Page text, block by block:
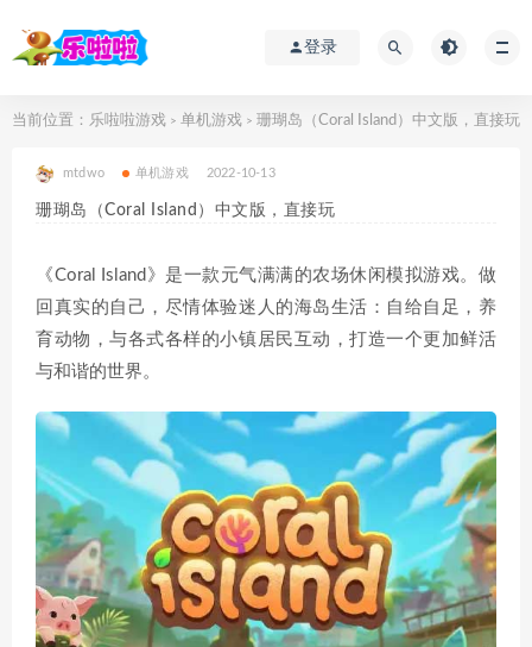
登录
当前位置： 乐啦啦游戏 > 单机游戏 > 珊瑚岛（Coral Island）中文版，直接玩
mtdwo 单机游戏 2022-10-13
珊瑚岛（Coral Island）中文版，直接玩
《Coral Island》是一款元气满满的农场休闲模拟游戏。做
回真实的自己，尽情体验迷人的海岛生活：自给自足，养
育动物，与各式各样的小镇居民互动，打造一个更加鲜活
与和谐的世界。